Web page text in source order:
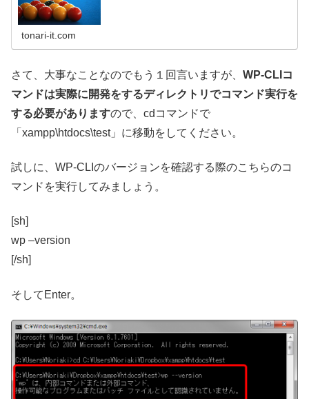
tonari-it.com
さて、大事なことなのでもう１回言いますが、 WP-CLIコ
マンドは実際に開発をするディレクトリでコマンド実行を
する必要がありますので、cdコマンドで
「xampp\htdocs\test」に移動をしてください。
試しに、WP-CLIのバージョンを確認する際のこちらのコ
マンドを実行してみましょう。
[sh]
wp –version
[/sh]
そしてEnter。